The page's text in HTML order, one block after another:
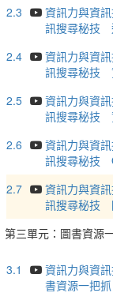
2.3
資訊力與資
訊搜尋秘技
2.4
資訊力與資
訊搜尋秘技
2.5
資訊力與資
訊搜尋秘技
2.6
資訊力與資
訊搜尋秘技
2.7
資訊力與資
訊搜尋秘技
第三單元：圖書資源
3.1
資訊力與資
書資源一把